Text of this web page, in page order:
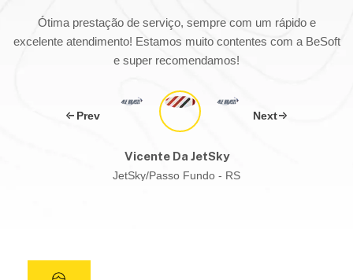
Ótima prestação de serviço, sempre com um rápido e
excelente atendimento! Estamos muito contentes com a BeSoft
e super recomendamos!
Vicente Da JetSky
JetSky/Passo Fundo - RS